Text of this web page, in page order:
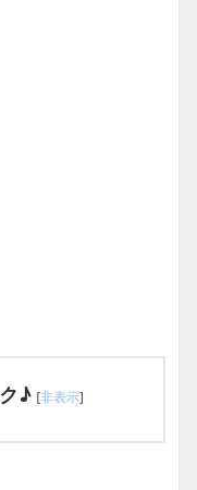
♪ [非表示]